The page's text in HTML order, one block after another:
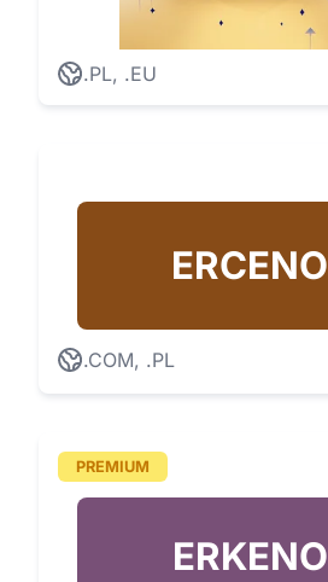
.PL, .EU
ERCENO
.COM, .PL
PREMIUM
ERKENO